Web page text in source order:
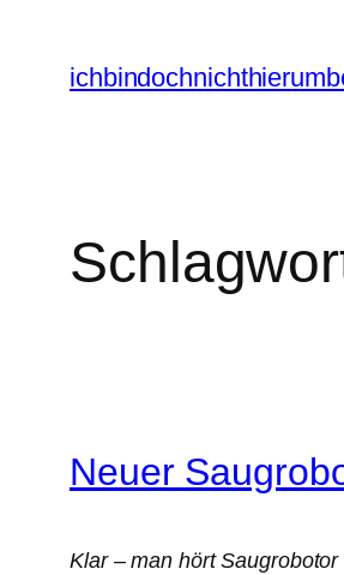
Inhalt
springen
Neuer
Klar – man hört